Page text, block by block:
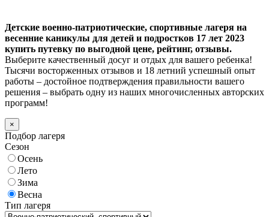
Детские военно-патриотические, спортивные лагеря на
весенние каникулы для детей и подростков 17 лет 2023
купить путевку по выгодной цене, рейтинг, отзывы.
Выберите качественный досуг и отдых для вашего ребенка!
Тысячи восторженных отзывов и 18 летний успешный опыт
работы – достойное подтверждения правильности вашего
решения – выбрать одну из наших многочисленных авторских
программ!
×
Подбор лагеря
Сезон
Осень
Лето
Зима
Весна
Тип лагеря